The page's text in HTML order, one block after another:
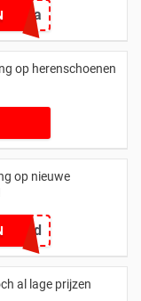
op herenschoenen
op nieuwe
al lage prijzen